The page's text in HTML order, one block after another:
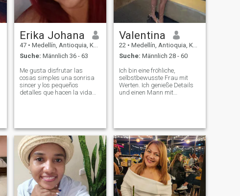
Erika Johana
47 • Medellín, Antioquia, Kolumbien
Suche: Männlich 36 - 63
Me gusta disfrutar las
cosas simples una sonrisa
sincer y los pequeños
detalles que hacen la vida
valorando el respeto, la
honestidad y la c
Valentina
22 • Medellín, Antioquia, Kolumbien
Suche: Männlich 28 - 60
Ich bin eine fröhliche,
selbstbewusste Frau mit
Werten. Ich genieße Details
und einen Mann mit
Verbindungen und an
mühelose Gespräche. Ich
liebe es, auf mich
aufzupassen, das Leben zu
genießen und mich nicht mit
dem Nötigsten zu begnügen.
Ich weiß, wer ich bin, und ich
habe keine Angst, zu sagen,
was ich will. Chemie und